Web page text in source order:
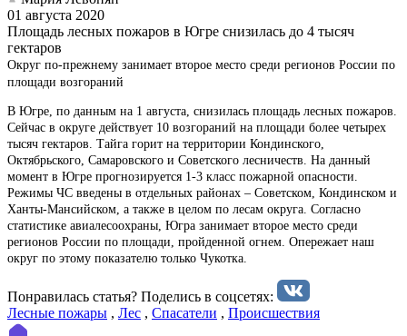
01 августа 2020
Площадь лесных пожаров в Югре снизилась до 4 тысяч
гектаров
Округ по-прежнему занимает второе место среди регионов России по
площади возгораний
В Югре, по данным на 1 августа, снизилась площадь лесных пожаров.
Сейчас в округе действует 10 возгораний на площади более четырех
тысяч гектаров. Тайга горит на территории Кондинского,
Октябрьского, Самаровского и Советского лесничеств. На данный
момент в Югре прогнозируется 1-3 класс пожарной опасности.
Режимы ЧС введены в отдельных районах – Советском, Кондинском и
Ханты-Мансийском, а также в целом по лесам округа. Согласно
статистике авиалесоохраны, Югра занимает второе место среди
регионов России по площади, пройденной огнем. Опережает наш
округ по этому показателю только Чукотка.
Понравилась статья? Поделиcь в соцсетях:
Лесные пожары , Лес , Спасатели , Происшествия